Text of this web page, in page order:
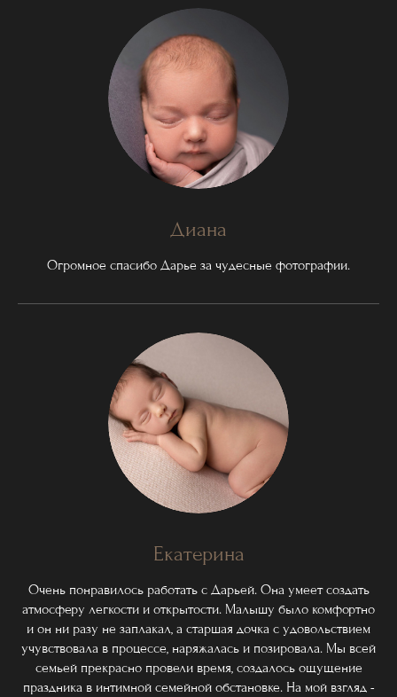
Диана
Огромное спасибо Дарье за чудесные фотографии.
Екатерина
Очень понравилось работать с Дарьей. Она умеет создать
атмосферу легкости и открытости. Малышу было комфортно
и он ни разу не заплакал, а старшая дочка с удовольствием
учувствовала в процессе, наряжалась и позировала. Мы всей
семьей прекрасно провели время, создалось ощущение
праздника в интимной семейной обстановке. На мой взгляд -